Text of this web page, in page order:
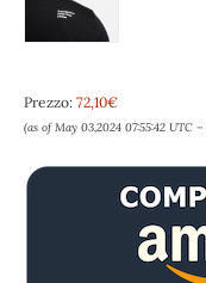
Prezzo: 72,10€
(as of May 03,2024 07:55:42 UTC –